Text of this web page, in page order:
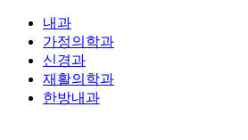
내과
가정의학과
신경과
재활의학과
한방내과